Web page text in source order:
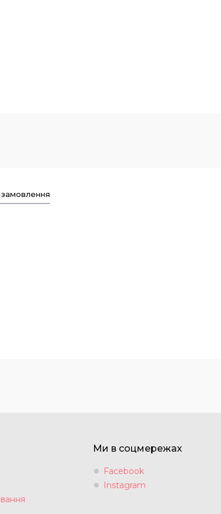
Ми в соцмережах
Facebook
Instagram